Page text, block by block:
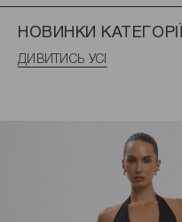
НОВИНКИ
ДИВИТИСЬ УСІ